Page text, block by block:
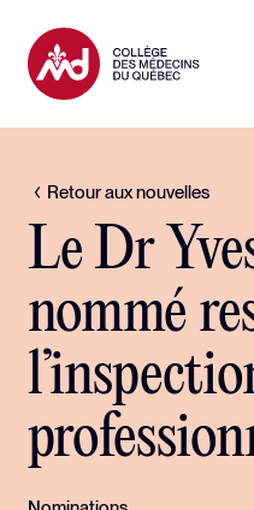
Retour aux nouvelles
Le Dr
nommé